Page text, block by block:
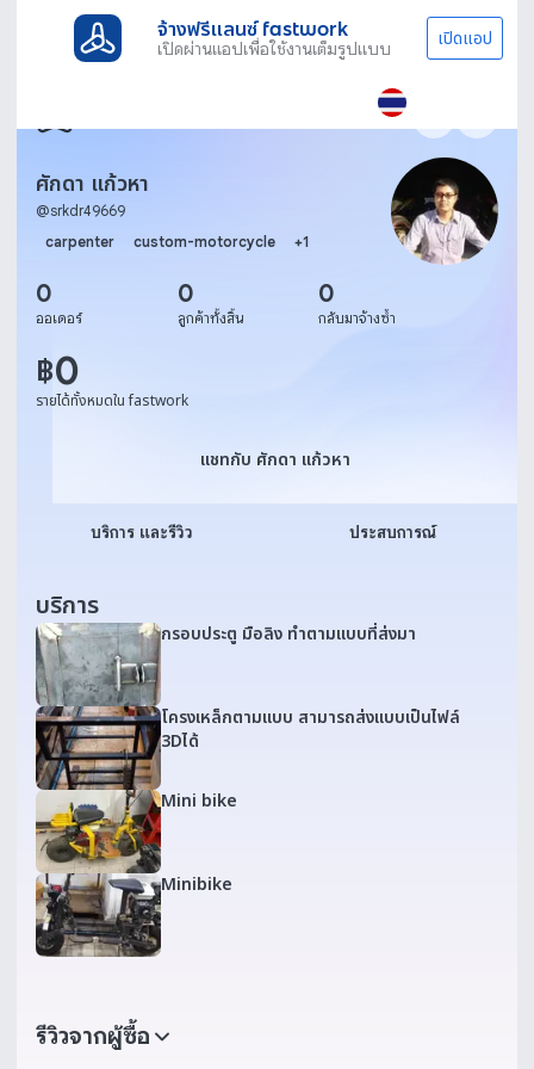
จ้างฟรีแลนซ์ fastwork
เปิดผ่านแอปเพื่อใช้งานเต็มรูปแบบ เปิดแอป
ศักดา แก้วหา
@srkdr49669
carpenter
custom-motorcycle +1
0
ออเดอร์
0
ลูกค้าทั้งสิ้น
0
กลับมาจ้างซ้ำ
฿0
รายได้ทั้งหมดใน fastwork
แชทกับ ศักดา แก้วหา
แชทกับ ศักดา แก้วหา
บริการ และรีวิว ประสบการณ์
บริการ
กรอบประตู มือลิง ทำตามแบบที่ส่งมา
โครงเหล็กตามแบบ สามารถส่งแบบเป็นไฟล์
3Dได้
Mini bike
Minibike
รีวิวจากผู้ซื้อ